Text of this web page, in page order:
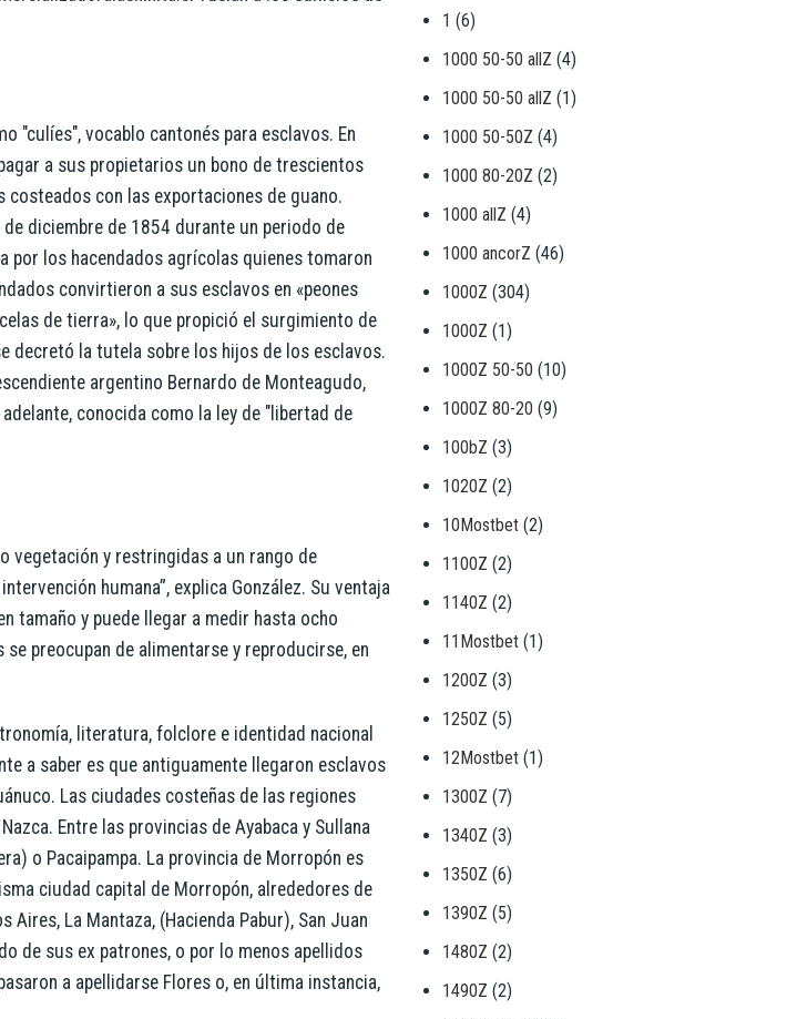
"culíes", vocablo cantonés para esclavos. En
a sus propietarios un bono de trescientos
costeados con las exportaciones de guano.
diciembre de 1854 durante un periodo de
por los hacendados agrícolas quienes tomaron
convirtieron a sus esclavos en «peones
de tierra», lo que propició el surgimiento de
decretó la tutela sobre los hijos de los esclavos.
argentino Bernardo de Monteagudo,
conocida como la ley de "libertad de
vegetación y restringidas a un rango de
humana”, explica González. Su ventaja
tamaño y puede llegar a medir hasta ocho
preocupan de alimentarse y reproducirse, en
literatura, folclore e identidad nacional
a saber es que antiguamente llegaron esclavos
Las ciudades costeñas de las regiones
Entre las provincias de Ayabaca y Sullana
o Pacaipampa. La provincia de Morropón es
ciudad capital de Morropón, alrededores de
Aires, La Mantaza, (Hacienda Pabur), San Juan
de sus ex patrones, o por lo menos apellidos
a apellidarse Flores o, en última instancia,
1 (6)
1000 50-50 allZ (4)
1000 50-50 allZ (1)
1000 50-50Z (4)
1000 80-20Z (2)
1000 allZ (4)
1000 ancorZ (46)
1000Z (304)
1000Z (1)
1000Z 50-50 (10)
1000Z 80-20 (9)
100bZ (3)
1020Z (2)
10Mostbet (2)
1100Z (2)
1140Z (2)
11Mostbet (1)
1200Z (3)
1250Z (5)
12Mostbet (1)
1300Z (7)
1340Z (3)
1350Z (6)
1390Z (5)
1480Z (2)
1490Z (2)